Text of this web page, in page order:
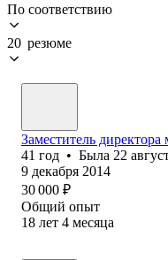
По соответствию
20 резюме
Заместитель директора
41 год • Была 22
9 декабря 2014
30 000 ₽
Общий опыт
18 лет 4 месяца